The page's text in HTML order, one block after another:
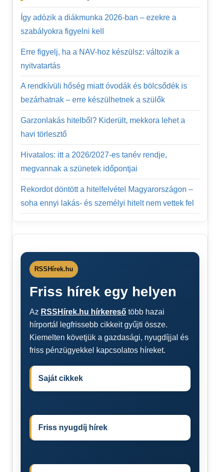
Így adózik a diákmunka 2026-ban – ezekre a
szabályokra figyelni kell
Erre figyelj, ha a NAV-hoz készülsz: változik a
nyitvatartás
A rendkívüli hőség miatt óvodák és bölcsődék is
bezárhatnak – erre készülhetnek a szülők
Garzonlakás hitelből? Kiderült, mekkora lehet a
havi törlesztő
Hivatalos: itt a 2026/2027-es tanév rendje,
megvannak a szünetek időpontjai
Rekordot döntött a hitelfelvétel Magyarországon –
soha ennyi lakás- és személyi hitelt nem vettek fel
RSSHírek.hu
Friss hírek egy helyen
Az RSSHírek.hu hírkereső több hazai
hírportál legfrissebb cikkeit gyűjti össze.
Kiemelten követjük a gazdasági, nyugdíjjal és
friss pénzügyekkel kapcsolatos híreket.
Saját cikkek
Friss nyugdíj hírek